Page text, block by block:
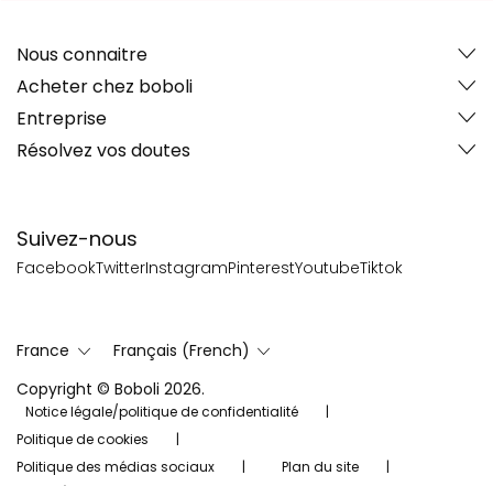
Suivez-nous
FacebookTwitterInstagramPinterestYoutubeTiktok
Nous connaitre
Acheter chez boboli
Entreprise
Résolvez vos doutes
France
Français (French)
Copyright © Boboli 2026.
Notice légale/politique de confidentialité
Politique de cookies
Politique des médias sociaux
Plan du site